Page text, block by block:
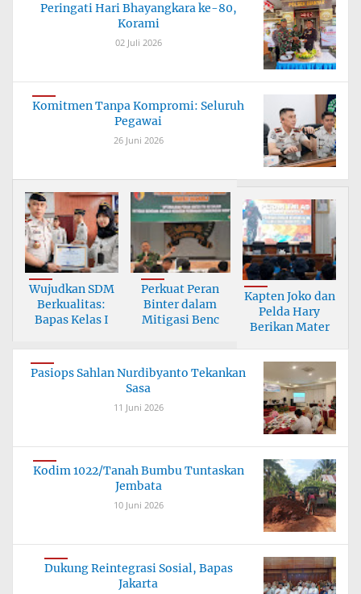
Peringati Hari Bhayangkara ke-80,
Korami
02 Juli 2026
Komitmen Tanpa Kompromi: Seluruh
Pegawai
26 Juni 2026
Wujudkan SDM
Berkualitas:
Bapas Kelas I
Perkuat Peran
Binter dalam
Mitigasi Benc
Kapten Joko dan
Pelda Hary
Berikan Mater
Pasiops Sahlan Nurdibyanto Tekankan
Sasa
11 Juni 2026
Kodim 1022/Tanah Bumbu Tuntaskan
Jembata
10 Juni 2026
Dukung Reintegrasi Sosial, Bapas
Jakarta